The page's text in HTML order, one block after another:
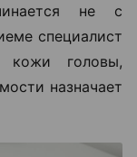
не с
специалист
кожи головы,
назначает